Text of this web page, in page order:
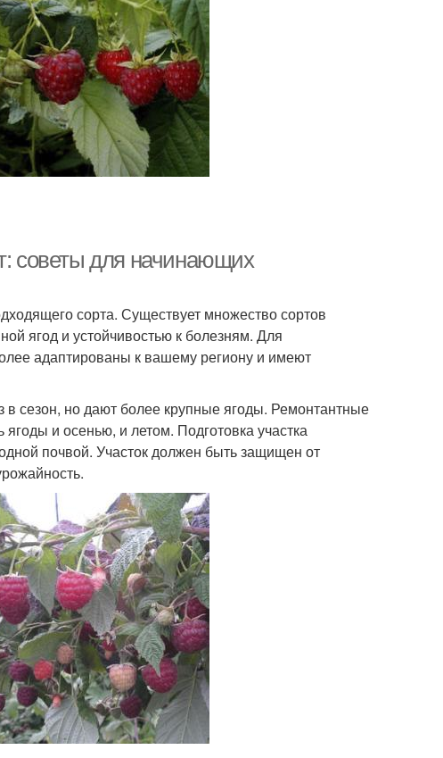
советы для начинающих
сорта. Существует множество сортов
ягод и устойчивостью к болезням. Для
адаптированы к вашему региону и имеют
сезон, но дают более крупные ягоды. Ремонтантные
и осенью, и летом. Подготовка участка
почвой. Участок должен быть защищен от